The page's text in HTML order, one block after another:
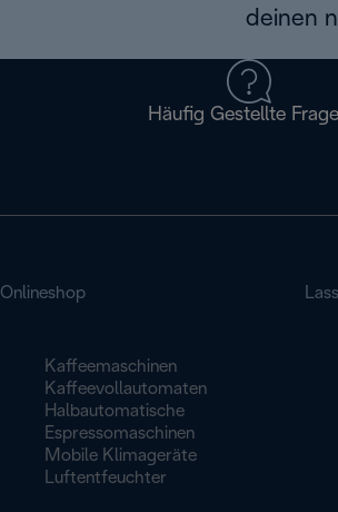
deinen
Häufig Gestellte
Onlineshop
Kaffeemaschinen
Kaffeevollautomaten
Halbautomatische
Espressomaschinen
Mobile Klimageräte
Luftentfeuchter